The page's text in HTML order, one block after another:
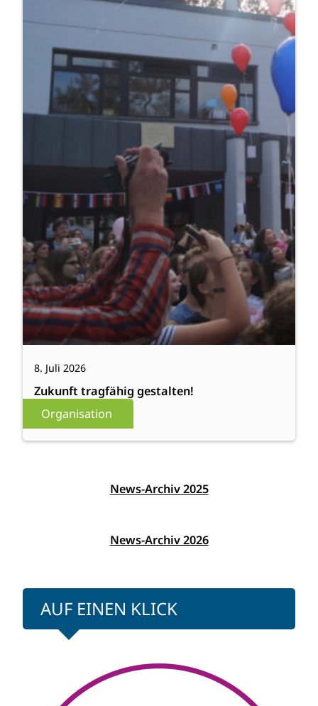
Organisation
8. Juli 2026
Zukunft tragfähig gestalten!
News-Archiv 2025
News-Archiv 2026
AUF EINEN KLICK